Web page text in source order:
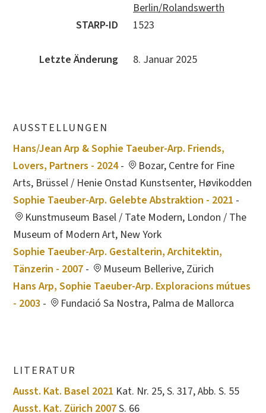
Berlin/Rolandswerth
STARP-ID
1523
Letzte Änderung 8. Januar 2025
AUSSTELLUNGEN
Hans/Jean Arp & Sophie Taeuber-Arp. Friends,
Lovers, Partners - 2024-
Bozar, Centre for Fine
Arts, Brüssel / Henie Onstad Kunstsenter, Høvikodden
Sophie Taeuber-Arp. Gelebte Abstraktion - 2021 -
Kunstmuseum Basel / Tate Modern, London / The
Museum of Modern Art, New York
Sophie Taeuber-Arp. Gestalterin, Architektin,
Tänzerin - 2007 -
Museum Bellerive, Zürich
Hans Arp, Sophie Taeuber-Arp. Exploracions mútues
- 2003 - Fundació Sa Nostra, Palma de Mallorca
LITERATUR
Ausst. Kat. Basel 2021 Kat. Nr. 25, S. 317, Abb. S. 55
Ausst. Kat. Zürich 2007S. 66